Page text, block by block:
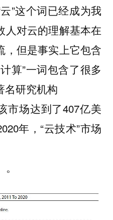
”这个词已经成为我
人对云的理解基本在
，但是事实上它包含
算”一词包含了很多
名研究机构
市场达到了407亿美
年，“云技术”市场